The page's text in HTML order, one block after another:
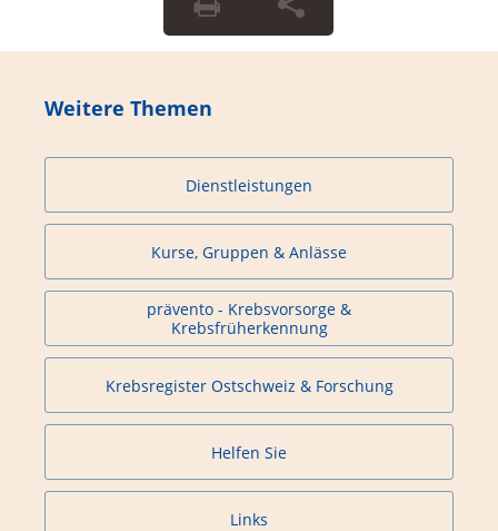
Weitere Themen
Dienstleistungen
Kurse, Gruppen & Anlässe
prävento - Krebsvorsorge &
Krebsfrüherkennung
Krebsregister Ostschweiz & Forschung
Helfen Sie
Links